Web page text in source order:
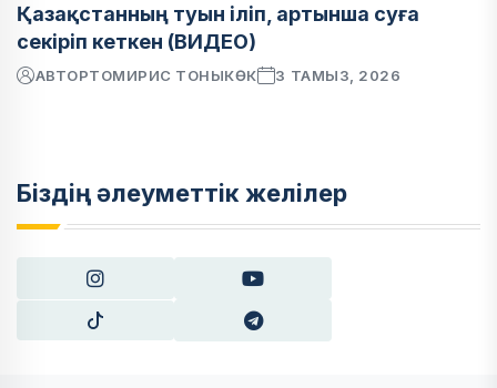
Қазақстанның туын іліп, артынша суға
секіріп кеткен (ВИДЕО)
АВТОРТОМИРИС ТОНЫКӨК 3 ТАМЫЗ, 2026
Біздің әлеуметтік желілер